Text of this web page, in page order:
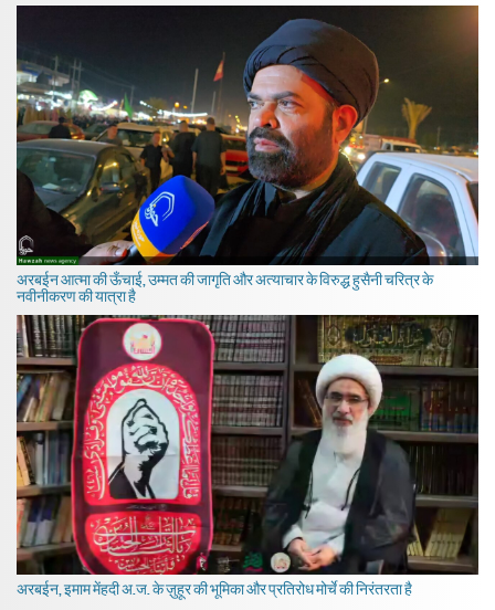
अरबईन आत्मा की ऊँचाई, उम्मत की जागृति और अत्याचार के विरुद्ध हुसैनी चरित्र के
नवीनीकरण की यात्रा है
अरबईन, इमाम मेंहदी अ.ज. के ज़ुहूर की भूमिका और प्रतिरोध मोर्चे की निरंतरता है